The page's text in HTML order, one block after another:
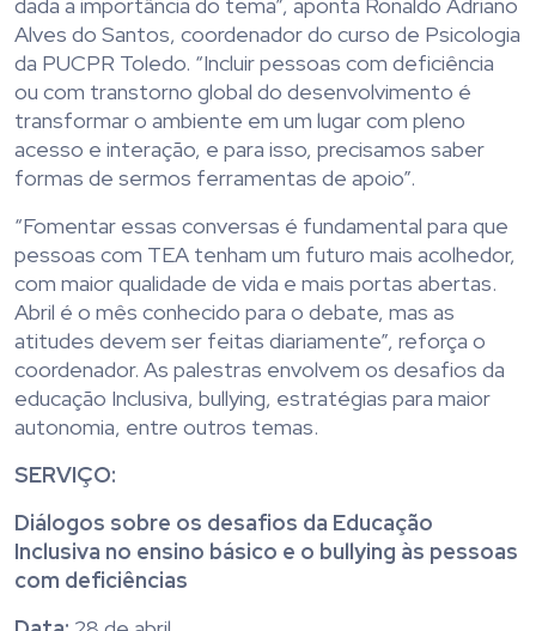
dada a importância do tema”, aponta Ronaldo Adriano
Alves do Santos, coordenador do curso de Psicologia
da PUCPR Toledo. “Incluir pessoas com deficiência
ou com transtorno global do desenvolvimento é
transformar o ambiente em um lugar com pleno
acesso e interação, e para isso, precisamos saber
formas de sermos ferramentas de apoio”.
“Fomentar essas conversas é fundamental para que
pessoas com TEA tenham um futuro mais acolhedor,
com maior qualidade de vida e mais portas abertas.
Abril é o mês conhecido para o debate, mas as
atitudes devem ser feitas diariamente”, reforça o
coordenador. As palestras envolvem os desafios da
educação Inclusiva, bullying, estratégias para maior
autonomia, entre outros temas.
SERVIÇO:
Diálogos sobre os desafios da Educação
Inclusiva no ensino básico e o bullying às pessoas
com deficiências